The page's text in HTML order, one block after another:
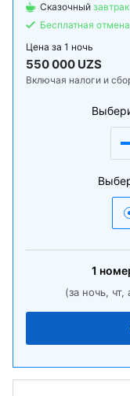
Сказочный завтрак
Бесплатная отмена
Цена за 1 ночь
550 000 UZS
Включая налоги и
1
(за ночь, чт,